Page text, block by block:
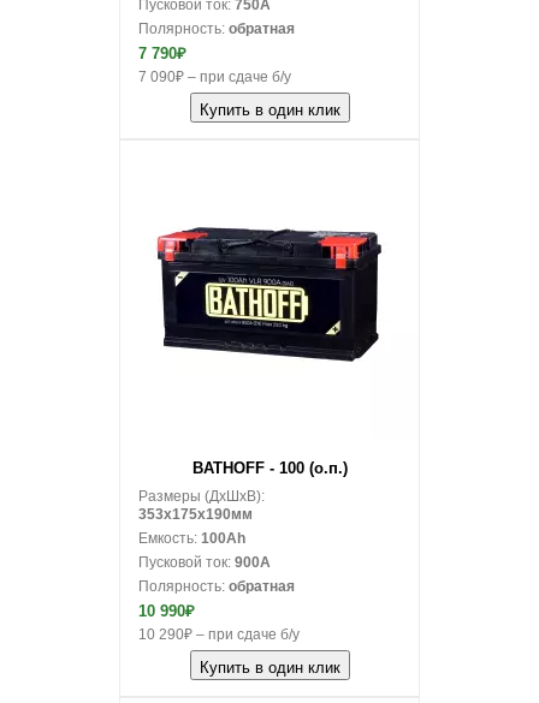
Пусковой ток: 750A
Полярность: обратная
7 790₽
7 090₽ – при сдаче б/у
Купить в один клик
BATHOFF - 100 (о.п.)
Размеры (ДxШxВ):
353x175x190мм
Емкость: 100Ah
Пусковой ток: 900A
Полярность: обратная
10 990₽
10 290₽ – при сдаче б/у
Купить в один клик